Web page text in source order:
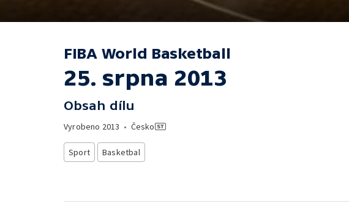
FIBA World Basketball
25. srpna 2013
Obsah dílu
Vyrobeno 2013 • Česko
Sport Basketbal